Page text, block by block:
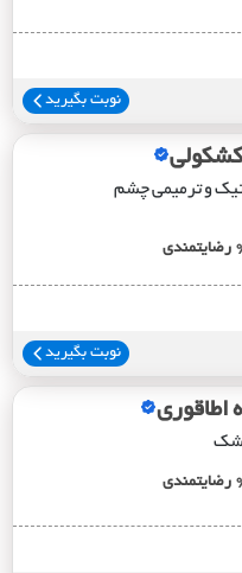
نوبت بگیرید
و ترمیمی چشم
رضایتمندی
نوبت بگیرید
اطاقوری
رضایتمندی